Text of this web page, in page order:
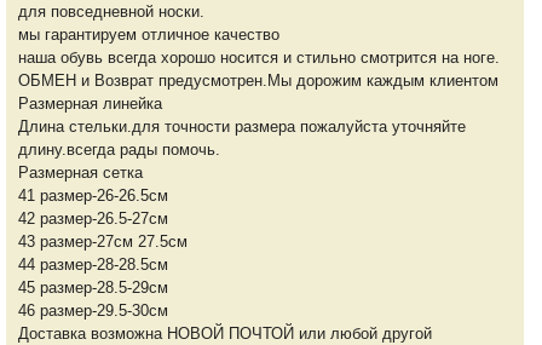
для повседневной носки.
мы гарантируем отличное качество
наша обувь всегда хорошо носится и стильно смотрится на ноге.
ОБМЕН и Возврат предусмотрен.Мы дорожим каждым клиентом
Размерная линейка
Длина стельки.для точности размера пожалуйста уточняйте
длину.всегда рады помочь.
Размерная сетка
41 размер-26-26.5см
42 размер-26.5-27см
43 размер-27см 27.5см
44 размер-28-28.5см
45 размер-28.5-29см
46 размер-29.5-30см
Доставка возможна НОВОЙ ПОЧТОЙ или любой другой